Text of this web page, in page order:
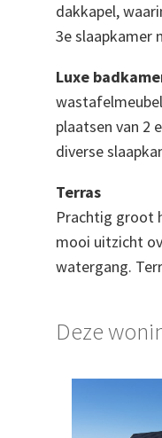
dakkapel,
3e slaapkamer
Luxe
plaatsen van 2
diverse
Terras
Prachtig groot
mooi uitzicht
watergang.
Deze